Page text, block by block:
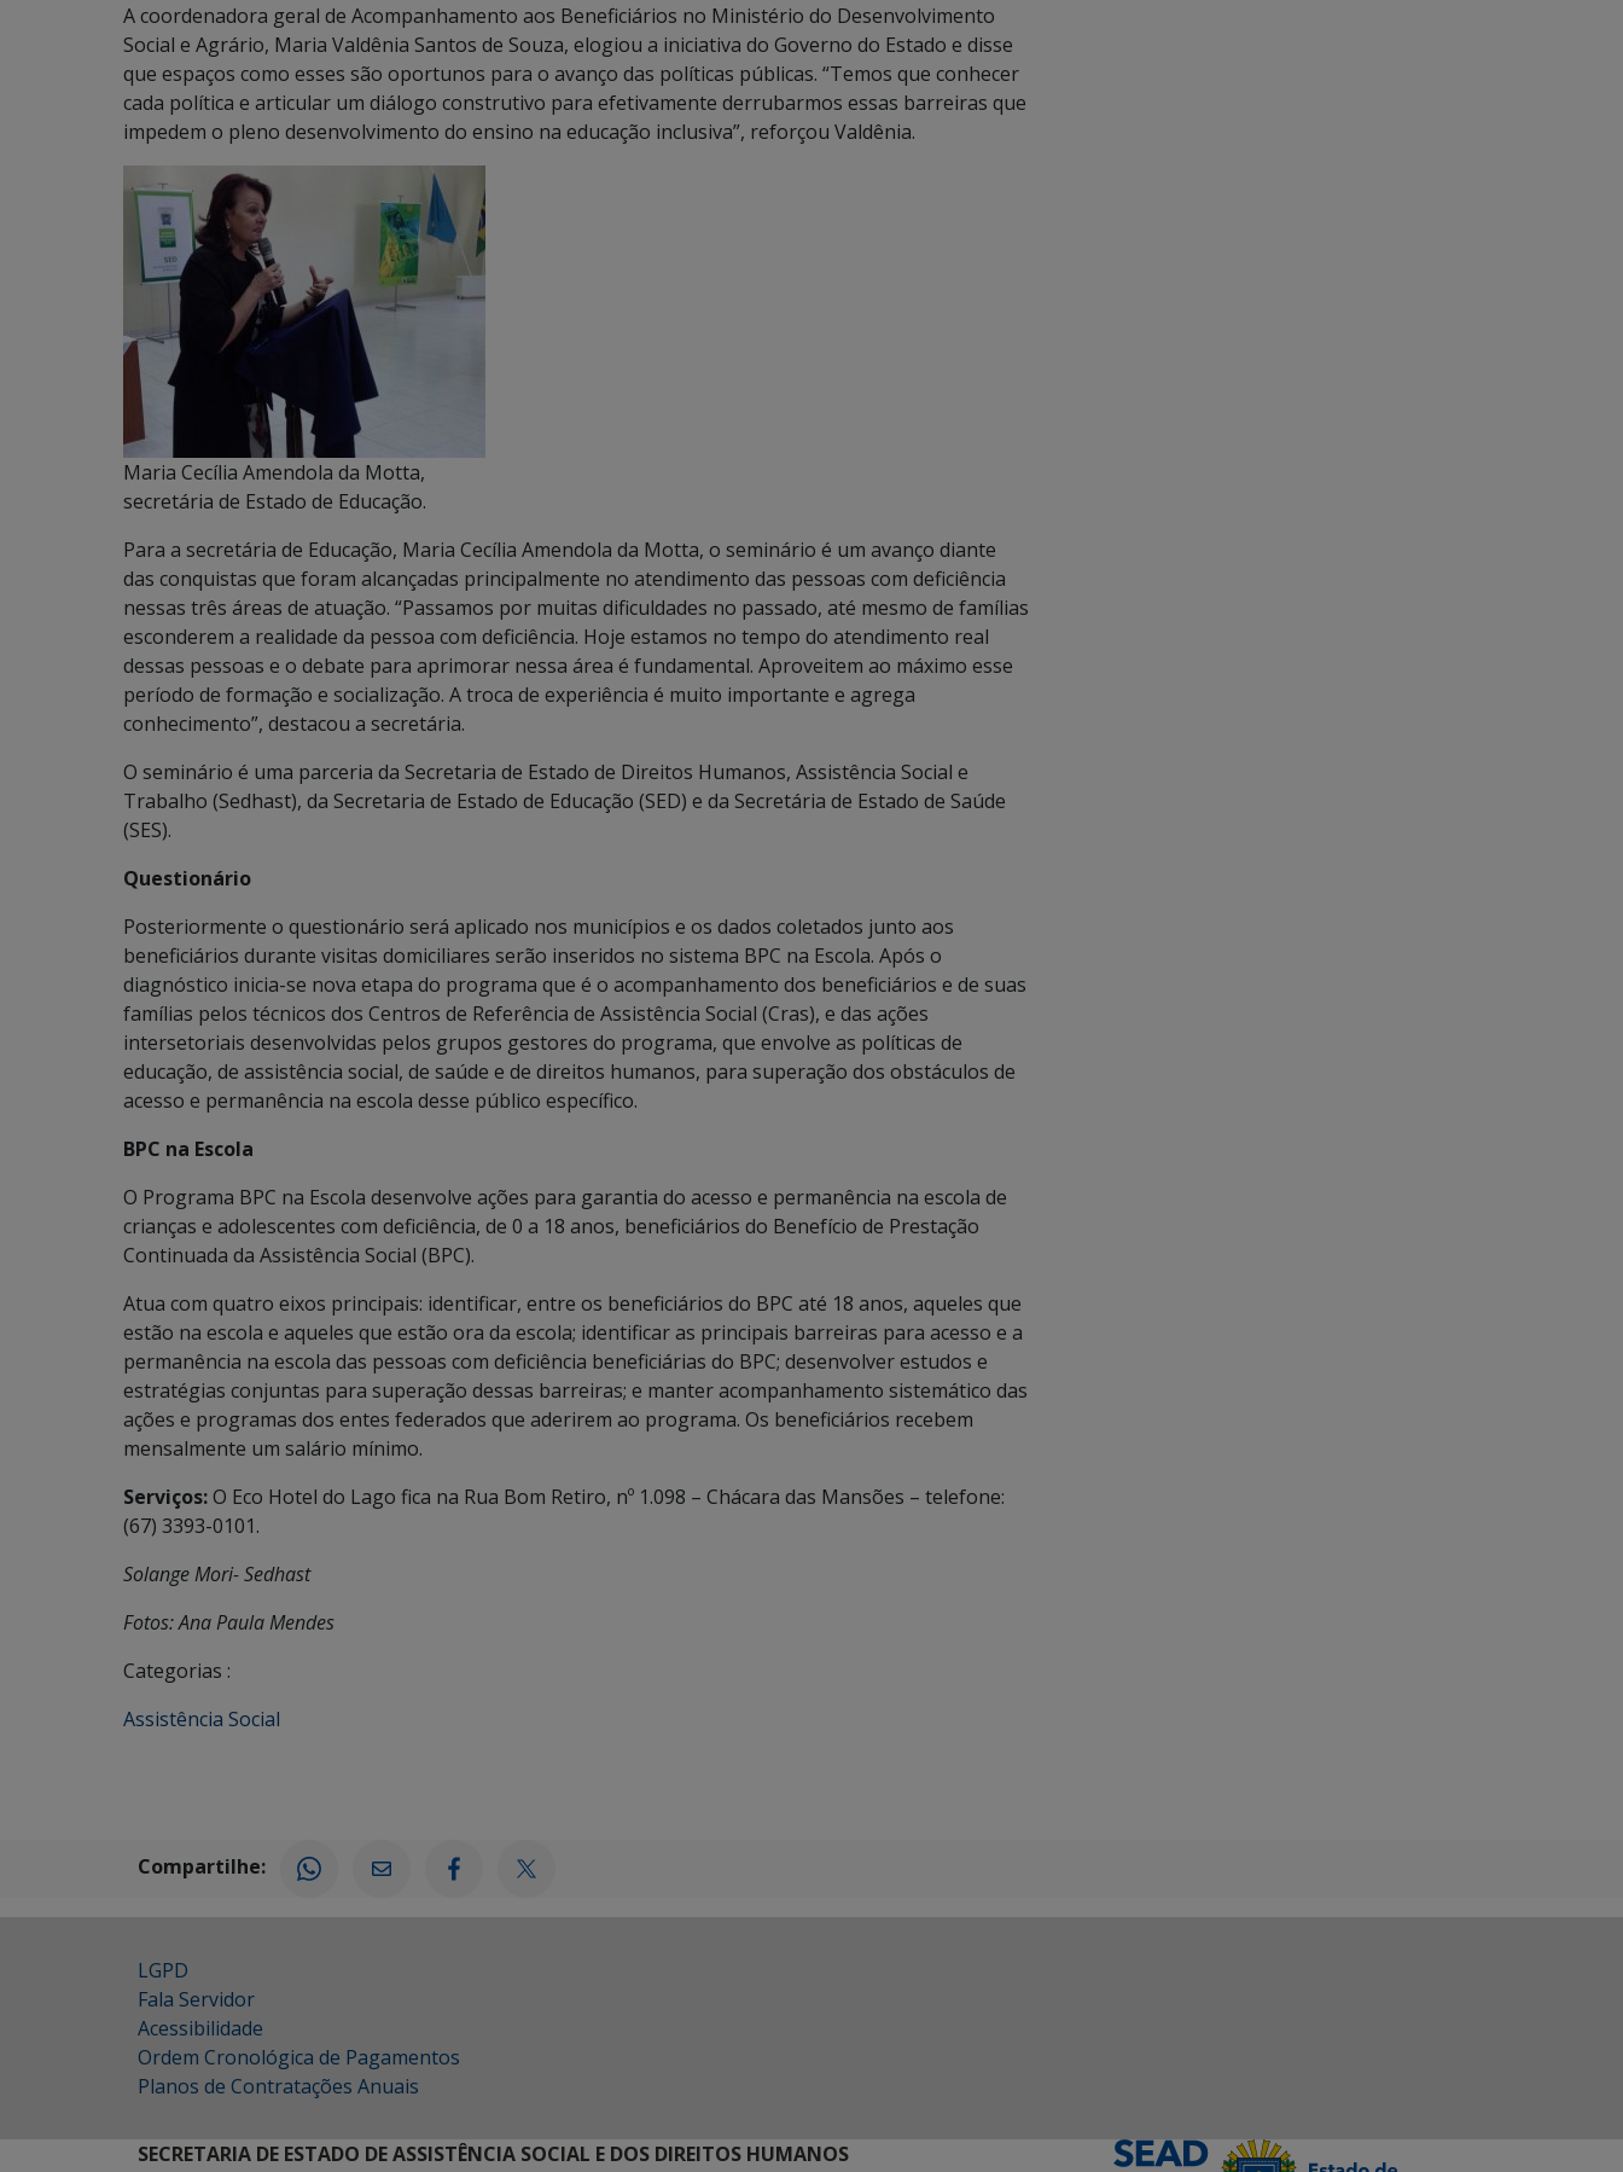
A coordenadora geral de Acompanhamento aos Beneficiários no Ministério do Desenvolvimento
Social e Agrário, Maria Valdênia Santos de Souza, elogiou a iniciativa do Governo do Estado e disse
que espaços como esses são oportunos para o avanço das políticas públicas. “Temos que conhecer
cada política e articular um diálogo construtivo para efetivamente derrubarmos essas barreiras que
impedem o pleno desenvolvimento do ensino na educação inclusiva”, reforçou Valdênia.
Maria Cecília Amendola da Motta,
secretária de Estado de Educação.
Para a secretária de Educação, Maria Cecília Amendola da Motta, o seminário é um avanço diante
das conquistas que foram alcançadas principalmente no atendimento das pessoas com deficiência
nessas três áreas de atuação. “Passamos por muitas dificuldades no passado, até mesmo de famílias
esconderem a realidade da pessoa com deficiência. Hoje estamos no tempo do atendimento real
dessas pessoas e o debate para aprimorar nessa área é fundamental. Aproveitem ao máximo esse
período de formação e socialização. A troca de experiência é muito importante e agrega
conhecimento”, destacou a secretária.
O seminário é uma parceria da Secretaria de Estado de Direitos Humanos, Assistência Social e
Trabalho (Sedhast), da Secretaria de Estado de Educação (SED) e da Secretária de Estado de Saúde
(SES).
Questionário
Posteriormente o questionário será aplicado nos municípios e os dados coletados junto aos
beneficiários durante visitas domiciliares serão inseridos no sistema BPC na Escola. Após o
diagnóstico inicia-se nova etapa do programa que é o acompanhamento dos beneficiários e de suas
famílias pelos técnicos dos Centros de Referência de Assistência Social (Cras), e das ações
intersetoriais desenvolvidas pelos grupos gestores do programa, que envolve as políticas de
educação, de assistência social, de saúde e de direitos humanos, para superação dos obstáculos de
acesso e permanência na escola desse público específico.
BPC na Escola
O Programa BPC na Escola desenvolve ações para garantia do acesso e permanência na escola de
crianças e adolescentes com deficiência, de 0 a 18 anos, beneficiários do Benefício de Prestação
Continuada da Assistência Social (BPC).
Atua com quatro eixos principais: identificar, entre os beneficiários do BPC até 18 anos, aqueles que
estão na escola e aqueles que estão ora da escola; identificar as principais barreiras para acesso e a
permanência na escola das pessoas com deficiência beneficiárias do BPC; desenvolver estudos e
estratégias conjuntas para superação dessas barreiras; e manter acompanhamento sistemático das
ações e programas dos entes federados que aderirem ao programa. Os beneficiários recebem
mensalmente um salário mínimo.
Serviços:O Eco Hotel do Lago fica na Rua Bom Retiro, nº 1.098 – Chácara das Mansões – telefone:
(67) 3393-0101.
Solange Mori- Sedhast
Fotos: Ana Paula Mendes
Categorias :
Assistência Social
Compartilhe:
LGPD
Fala Servidor
Acessibilidade
Ordem Cronológica de Pagamentos
Planos de Contratações Anuais
SECRETARIA DE ESTADO DE ASSISTÊNCIA SOCIAL E DOS DIREITOS HUMANOS